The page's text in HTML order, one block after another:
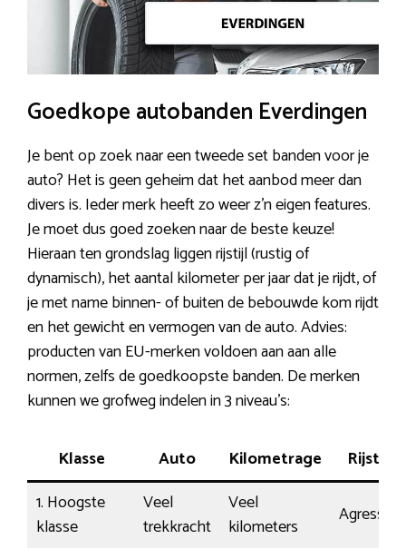
Goedkope autobanden Everdingen
Je bent op zoek naar een tweede set banden voor je
auto? Het is geen geheim dat het aanbod meer dan
divers is. Ieder merk heeft zo weer z’n eigen features.
Je moet dus goed zoeken naar de beste keuze!
Hieraan ten grondslag liggen rijstijl (rustig of
dynamisch), het aantal kilometer per jaar dat je rijdt, of
je met name binnen- of buiten de bebouwde kom rijdt
en het gewicht en vermogen van de auto. Advies:
producten van EU-merken voldoen aan aan alle
normen, zelfs de goedkoopste banden. De merken
kunnen we grofweg indelen in 3 niveau’s:
Klasse Auto Kilometrage
Rijstijl
1. Hoogste
klasse
Veel
trekkracht
Veel
kilometers
Agressief